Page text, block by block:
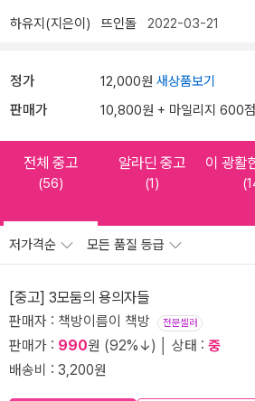
하유지(지은이) 뜨인돌 2022-03-21
정가 12,000원 새상품보기
판매가 10,800원 + 마일리지 600점
전체 중고
(56)
알라딘 중고
(1)
이 광활
저가격순 모든 품질 등급
[중고] 3모둠의 용의자들
판매자 : 책방이름이 책방 전문셀러
판매가 : 990원 (92%↓) │ 상태 : 중
배송비 : 3,200원